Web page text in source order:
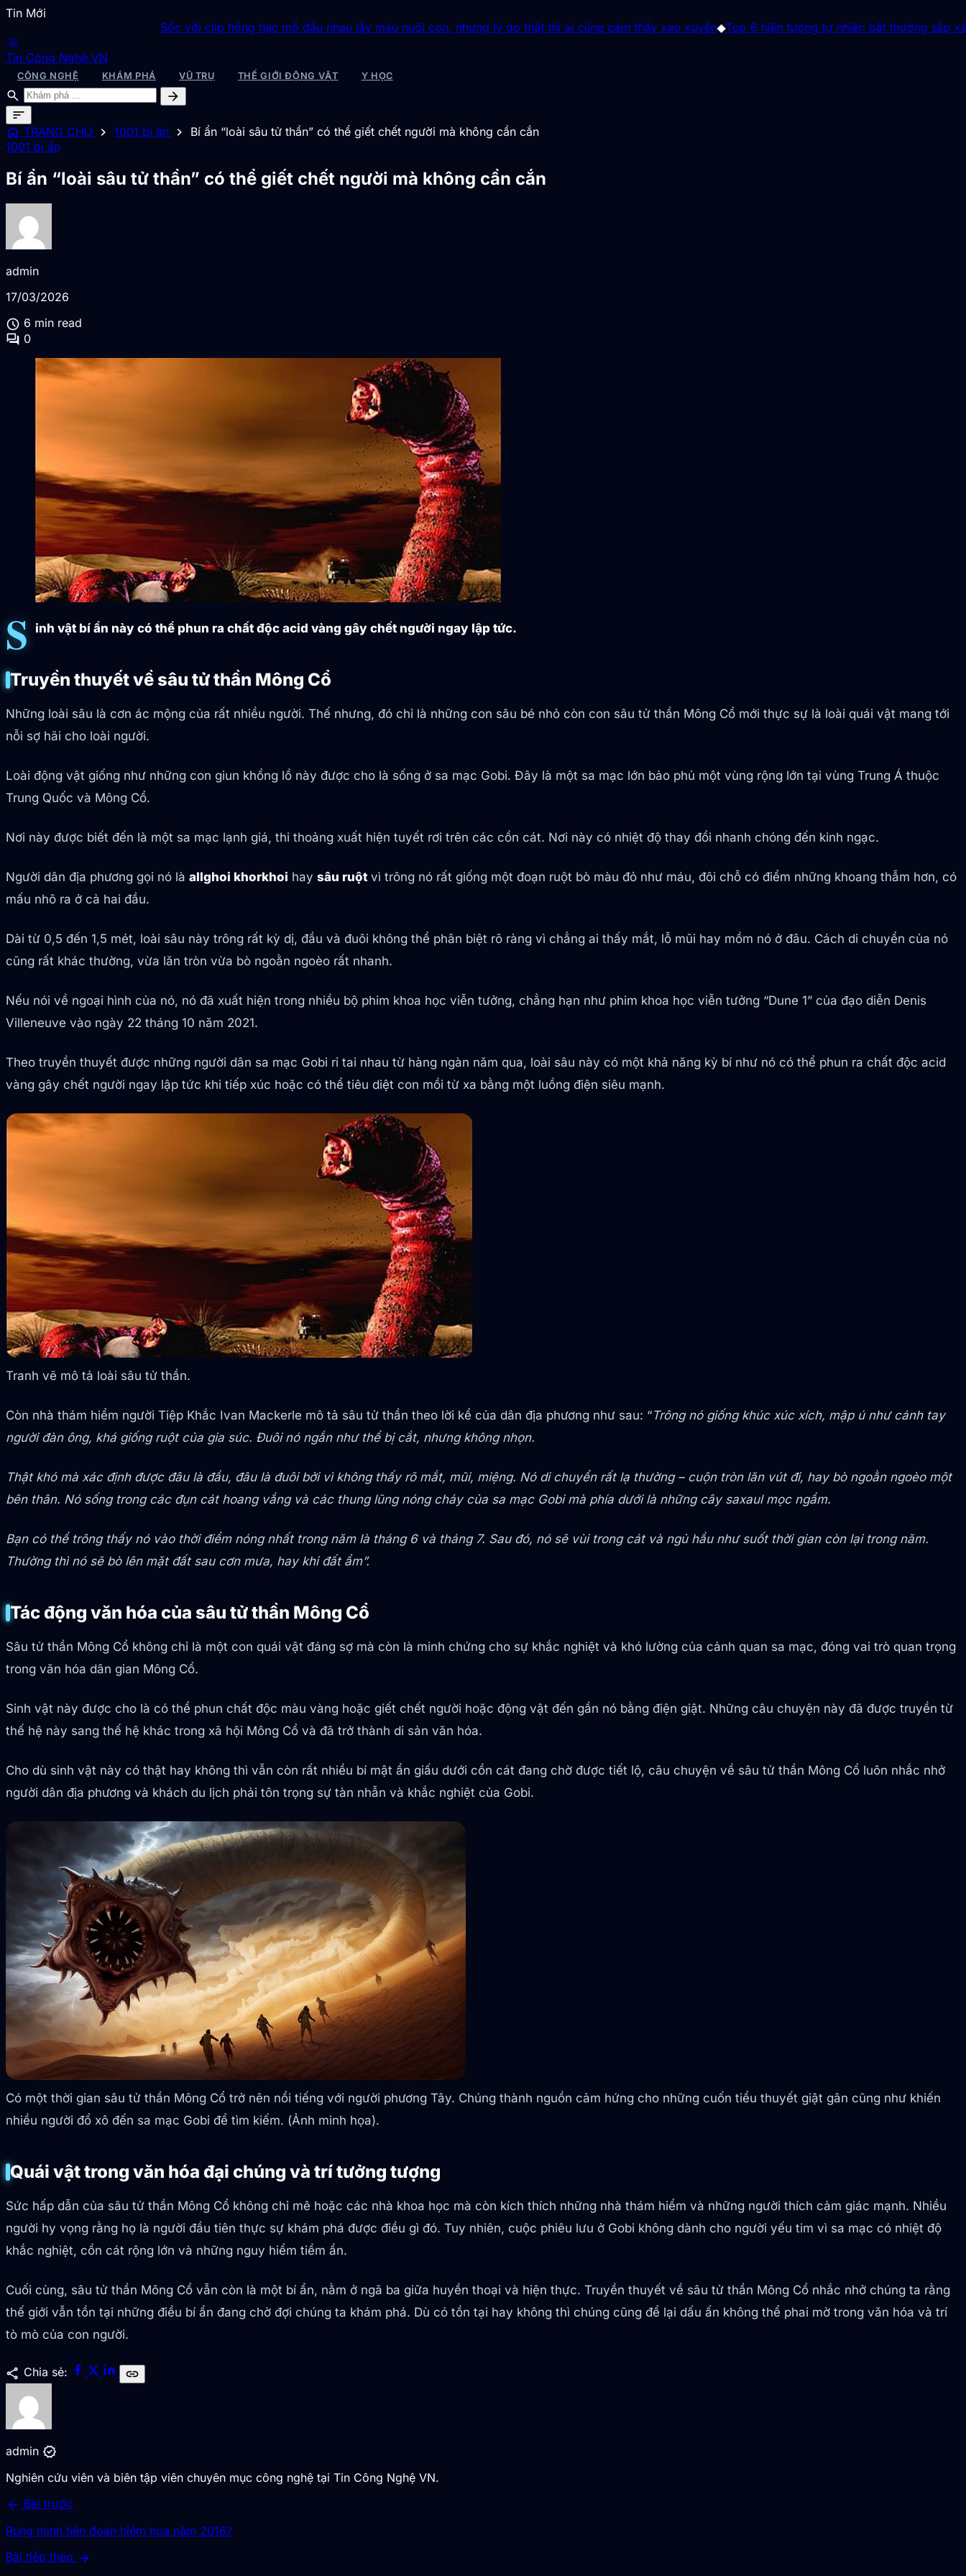
Tin Mới
Sốc với clip hồng hạc mổ đầu nhau lấy máu nuôi con, nhưng lý do thật thì ai cũng cảm thấy xao xuyến◆Top 6 hiện tượng tự nhiên bất thường sắp xảy ra trong
blur_on
Tin Công Nghệ VN
CÔNG NGHỆ KHÁM PHÁ VŨ TRỤ THẾ GIỚI ĐỘNG VẬT Y HỌC
search
arrow_forward
sort
home TRANG CHỦ chevron_right 1001 bí ẩn chevron_right
Bí ẩn “loài sâu tử thần” có thể giết chết người mà không cần cắn
1001 bí ẩn
Bí ẩn “loài sâu tử thần” có thể giết chết người mà không cần cắn
admin
17/03/2026
schedule 6 min read
forum 0
S inh vật bí ẩn này có thể phun ra chất độc acid vàng gây chết người ngay lập tức.
Truyền thuyết về sâu tử thần Mông Cổ
Những loài sâu là cơn ác mộng của rất nhiều người. Thế nhưng, đó chỉ là những con sâu bé nhỏ còn con sâu tử thần Mông Cổ mới thực sự là loài quái vật mang tới
nỗi sợ hãi cho loài người.
Loài động vật giống như những con giun khổng lồ này được cho là sống ở sa mạc Gobi. Đây là một sa mạc lớn bảo phủ một vùng rộng lớn tại vùng Trung Á thuộc
Trung Quốc và Mông Cổ.
Nơi này được biết đến là một sa mạc lạnh giá, thi thoảng xuất hiện tuyết rơi trên các cồn cát. Nơi này có nhiệt độ thay đổi nhanh chóng đến kinh ngạc.
Người dân địa phương gọi nó là allghoi khorkhoi hay sâu ruộtvì trông nó rất giống một đoạn ruột bò màu đỏ như máu, đôi chỗ có điểm những khoang thẫm hơn, có
mấu nhô ra ở cả hai đầu.
Dài từ 0,5 đến 1,5 mét, loài sâu này trông rất kỳ dị, đầu và đuôi không thể phân biệt rõ ràng vì chẳng ai thấy mắt, lỗ mũi hay mồm nó ở đâu. Cách di chuyển của nó
cũng rất khác thường, vừa lăn tròn vừa bò ngoằn ngoèo rất nhanh.
Nếu nói về ngoại hình của nó, nó đã xuất hiện trong nhiều bộ phim khoa học viễn tưởng, chẳng hạn như phim khoa học viễn tưởng “Dune 1” của đạo diễn Denis
Villeneuve vào ngày 22 tháng 10 năm 2021.
Theo truyền thuyết được những người dân sa mạc Gobi rỉ tai nhau từ hàng ngàn năm qua, loài sâu này có một khả năng kỳ bí như nó có thể phun ra chất độc acid
vàng gây chết người ngay lập tức khi tiếp xúc hoặc có thể tiêu diệt con mồi từ xa bằng một luồng điện siêu mạnh.
Tranh vẽ mô tả loài sâu tử thần.
Còn nhà thám hiểm người Tiệp Khắc Ivan Mackerle mô tả sâu tử thần theo lời kể của dân địa phương như sau: “Trông nó giống khúc xúc xích, mập ú như cánh tay
người đàn ông, khá giống ruột của gia súc. Đuôi nó ngắn như thể bị cắt, nhưng không nhọn.
Thật khó mà xác định được đâu là đầu, đâu là đuôi bởi vì không thấy rõ mắt, mũi, miệng. Nó di chuyển rất lạ thường – cuộn tròn lăn vút đi, hay bò ngoằn ngoèo một
bên thân. Nó sống trong các đụn cát hoang vắng và các thung lũng nóng cháy của sa mạc Gobi mà phía dưới là những cây saxaul mọc ngầm.
Bạn có thể trông thấy nó vào thời điểm nóng nhất trong năm là tháng 6 và tháng 7. Sau đó, nó sẽ vùi trong cát và ngủ hầu như suốt thời gian còn lại trong năm.
Thường thì nó sẽ bò lên mặt đất sau cơn mưa, hay khi đất ẩm”.
Tác động văn hóa của sâu tử thần Mông Cổ
Sâu tử thần Mông Cổ không chỉ là một con quái vật đáng sợ mà còn là minh chứng cho sự khắc nghiệt và khó lường của cảnh quan sa mạc, đóng vai trò quan trọng
trong văn hóa dân gian Mông Cổ.
Sinh vật này được cho là có thể phun chất độc màu vàng hoặc giết chết người hoặc động vật đến gần nó bằng điện giật. Những câu chuyện này đã được truyền từ
thế hệ này sang thế hệ khác trong xã hội Mông Cổ và đã trở thành di sản văn hóa.
Cho dù sinh vật này có thật hay không thì vẫn còn rất nhiều bí mật ẩn giấu dưới cồn cát đang chờ được tiết lộ, câu chuyện về sâu tử thần Mông Cổ luôn nhắc nhở
người dân địa phương và khách du lịch phải tôn trọng sự tàn nhẫn và khắc nghiệt của Gobi.
Có một thời gian sâu tử thần Mông Cổ trở nên nổi tiếng với người phương Tây. Chúng thành nguồn cảm hứng cho những cuốn tiểu thuyết giật gân cũng như khiến
nhiều người đổ xô đến sa mạc Gobi để tìm kiếm. (Ảnh minh họa).
Quái vật trong văn hóa đại chúng và trí tưởng tượng
Sức hấp dẫn của sâu tử thần Mông Cổ không chỉ mê hoặc các nhà khoa học mà còn kích thích những nhà thám hiểm và những người thích cảm giác mạnh. Nhiều
người hy vọng rằng họ là người đầu tiên thực sự khám phá được điều gì đó. Tuy nhiên, cuộc phiêu lưu ở Gobi không dành cho người yếu tim vì sa mạc có nhiệt độ
khắc nghiệt, cồn cát rộng lớn và những nguy hiểm tiềm ẩn.
Cuối cùng, sâu tử thần Mông Cổ vẫn còn là một bí ẩn, nằm ở ngã ba giữa huyền thoại và hiện thực. Truyền thuyết về sâu tử thần Mông Cổ nhắc nhở chúng ta rằng
thế giới vẫn tồn tại những điều bí ẩn đang chờ đợi chúng ta khám phá. Dù có tồn tại hay không thì chúng cũng để lại dấu ấn không thể phai mờ trong văn hóa và trí
tò mò của con người.
share Chia sẻ: link
admin verified
Nghiên cứu viên và biên tập viên chuyên mục công nghệ tại Tin Công Nghệ VN.
arrow_back Bài trước
Rùng mình tiên đoán hiểm họa năm 2016?
Bài tiếp theo arrow_forward